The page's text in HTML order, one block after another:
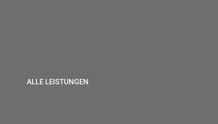
ALLE LEISTUNGEN